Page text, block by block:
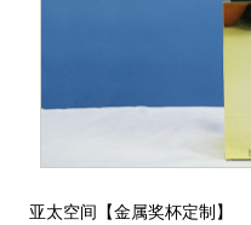
亚太空间【金属奖杯定制】